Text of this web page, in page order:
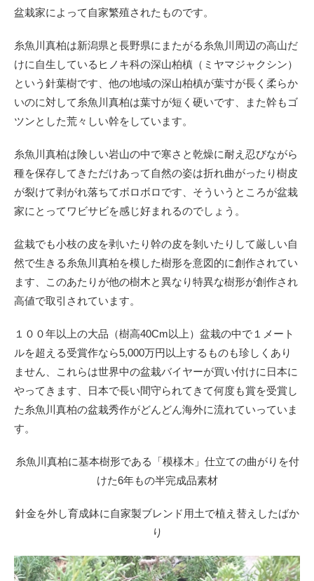
盆栽家によって自家繁殖されたものです。
糸魚川真柏は新潟県と長野県にまたがる糸魚川周辺の高山だ
けに自生しているヒノキ科の深山柏槙（ミヤマジャクシン）
という 針葉樹です、他の地域の深山柏槙が葉寸が長く柔らか
いのに対して糸魚川真柏は葉寸が短く硬いです、また幹もゴ
ツンとした荒々しい幹をしています。
糸魚川真柏は険しい岩山の中で寒さと乾燥に耐え忍びながら
種を保存してきただけあって自然の姿は折れ曲がったり樹皮
が裂けて剥がれ落ちてボロボロです、そういうところが盆栽
家にとってワビサビを感じ好まれるのでしょう。
盆栽でも小枝の皮を剥いたり幹の皮を剝いたりして厳しい自
然で生きる糸魚川真柏を模した樹形を意図的に創作されてい
ます、このあたりが他の樹木と異なり特異な樹形が創作され
高値で取引されています。
１００年以上の大品（樹高40Cm以上）盆栽の中で１メート
ルを超える受賞作なら5,000万円以上するものも珍しくあり
ません、これらは世界中の盆栽バイヤーが買い付けに日本に
やってきます、日本で長い間守られてきて何度も賞を受賞し
た糸魚川真柏の盆栽秀作がどんどん海外に流れていっていま
す。
糸魚川真柏に基本樹形である「模様木」仕立ての曲がりを付
けた6年もの半完成品素材
針金を外し育成鉢に自家製ブレンド用土で植え替えしたばか
り